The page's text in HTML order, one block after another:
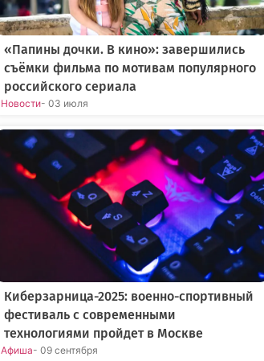
«Папины дочки. В кино»: завершились
съёмки фильма по мотивам популярного
российского сериала
Новости- 03 июля
Киберзарница-2025: военно-спортивный
фестиваль с современными
технологиями пройдет в Москве
Афиша- 09 сентября